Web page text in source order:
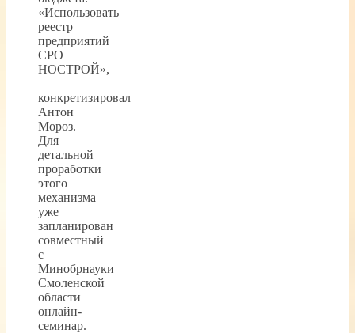
«Использовать
реестр
предприятий
СРО
НОСТРОЙ»,
—
конкретизировал
Антон
Мороз.
Для
детальной
проработки
этого
механизма
уже
запланирован
совместный
с
Минобрнауки
Смоленской
области
онлайн-
семинар.